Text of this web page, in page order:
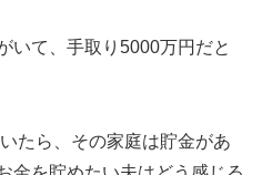
いて、手取り5000万円だと
たら、その家庭は貯金があ